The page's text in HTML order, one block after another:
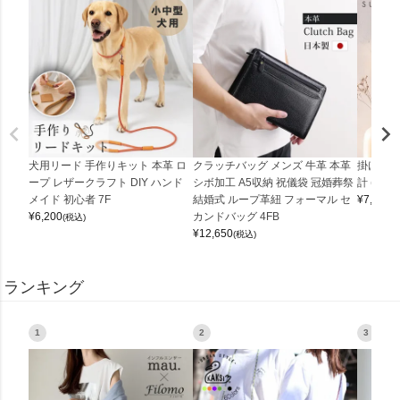
犬用リード 手作りキット 本革 ロ
ープ レザークラフト DIY ハンド
メイド 初心者 7F
¥6,200(税込)
クラッチバッグ メンズ 牛革 本革
シボ加工 A5収納 祝儀袋 冠婚葬祭
結婚式 ループ革紐 フォーマル セ
カンドバッグ 4FB
¥12,650(税込)
掛け時
計
¥7,150
ランキング
1 2 3